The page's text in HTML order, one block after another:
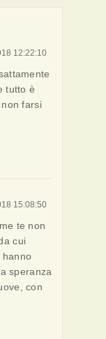
12:22:10
tutto è
farsi
15:08:50
te non
cui
hanno
speranza
con